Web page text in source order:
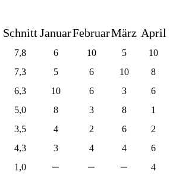
SchnittJanuarFebruarMärz April
7,8 6 10 5
10
7,3 5 6 10
8
6,3 10 6 3
6
5,0 8 3 8
1
3,5 4 2 6
2
4,3 3 4 4
6
1,0 – – – 4